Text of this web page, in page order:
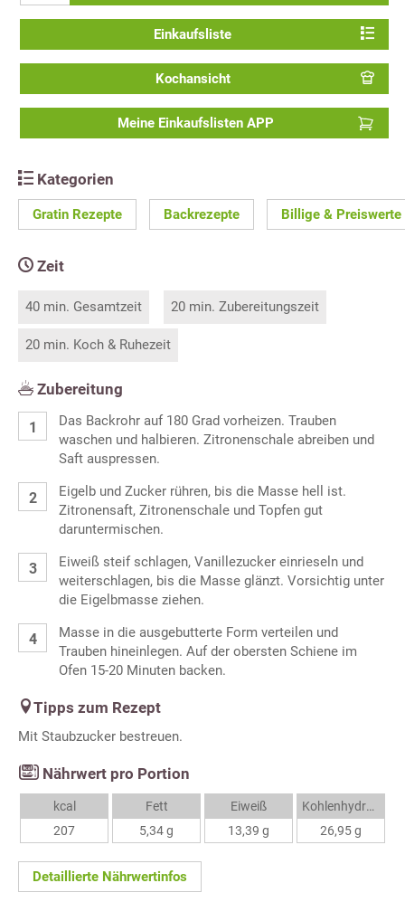
Einkaufsliste
Kochansicht
Meine Einkaufslisten APP
Kategorien
Gratin Rezepte Backrezepte Billige & Preiswerte
Zeit
40 min. Gesamtzeit 20 min. Zubereitungszeit
20 min. Koch & Ruhezeit
Zubereitung
Das Backrohr auf 180 Grad vorheizen. Trauben
waschen und halbieren. Zitronenschale abreiben und
Saft auspressen.
Eigelb und Zucker rühren, bis die Masse hell ist.
Zitronensaft, Zitronenschale und Topfen gut
daruntermischen.
Eiweiß steif schlagen, Vanillezucker einrieseln und
weiterschlagen, bis die Masse glänzt. Vorsichtig unter
die Eigelbmasse ziehen.
Masse in die ausgebutterte Form verteilen und
Trauben hineinlegen. Auf der obersten Schiene im
Ofen 15-20 Minuten backen.
Tipps zum Rezept
Mit Staubzucker bestreuen.
Nährwert pro Portion
kcal
207
Fett
5,34 g
Eiweiß
13,39 g
Kohlenhydrate
26,95 g
Detaillierte Nährwertinfos